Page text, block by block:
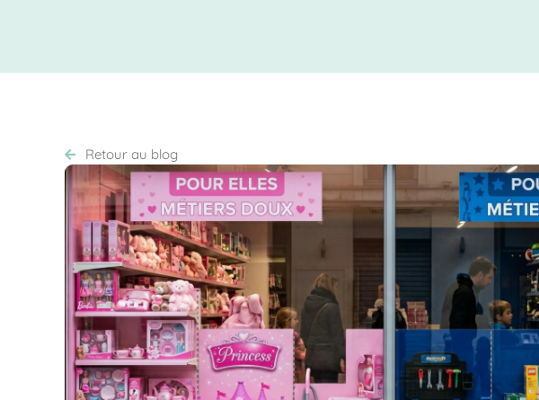
Retour au blog